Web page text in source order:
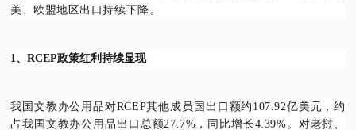
美、欧盟地区出口持续下降。
1、RCEP政策红利持续显现
我国文教办公用品对RCEP其他成员国出口额约107.92亿美元，约
占我国文教办公用品出口总额27.7%，同比增长4.39%。对老挝、